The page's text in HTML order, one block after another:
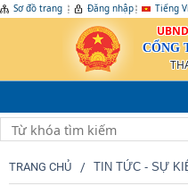
Sơ đồ trang Đăng nhập Tiếng
CỔNG
TRANG CHỦ TIN TỨC - SỰ